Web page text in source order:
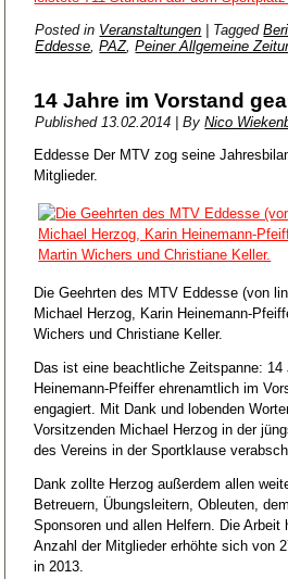
Posted in Veranstaltungen Tagged
Eddesse ,PAZ,Peiner Allgemeine
14 Jahre im Vorstand
Published 13.02.2014 |By Nico
Eddesse Der MTV zog seine
Mitglieder.
Die Geehrten des MTV Eddesse (von
Michael Herzog, Karin Heinemann-
Wichers und Christiane Keller.
Das ist eine beachtliche Zeitspanne:
Heinemann-Pfeiffer ehrenamtlich im
engagiert. Mit Dank und lobenden
Vorsitzenden Michael Herzog in der
des Vereins in der Sportklause
Dank zollte Herzog außerdem allen
Betreuern, Übungsleitern, Obleuten,
Sponsoren und allen Helfern. Die Arbeit
Anzahl der Mitglieder erhöhte sich von
in 2013.